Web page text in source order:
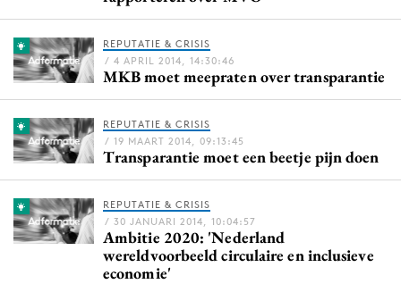
Customer Experience
Data & Insights
Design
Digital transformation
Diversiteit
Effectiviteit
Gedragsverandering
Influencer marketing
Interne communicatie
REPUTATIE & CRISIS
/ 4 APRIL 2014, 14:30:46
MKB moet meepraten over transparantie
REPUTATIE & CRISIS
/ 19 MAART 2014, 09:13:45
Transparantie moet een beetje pijn doen
REPUTATIE & CRISIS
/ 30 JANUARI 2014, 10:04:57
Ambitie 2020: 'Nederland
wereldvoorbeeld circulaire en inclusieve
economie'